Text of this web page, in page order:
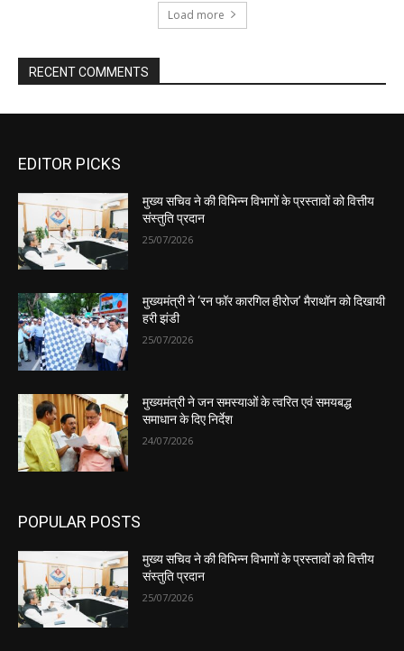
EDITOR PICKS
मुख्य सचिव ने की विभिन्न विभागों के प्रस्तावों को वित्तीय
संस्तुति प्रदान
25/07/2026
मुख्यमंत्री ने ‘रन फॉर कारगिल हीरोज’ मैराथॉन को दिखायी
हरी झंडी
25/07/2026
मुख्यमंत्री ने जन समस्याओं के त्वरित एवं समयबद्ध
समाधान के दिए निर्देश
24/07/2026
POPULAR POSTS
मुख्य सचिव ने की विभिन्न विभागों के प्रस्तावों को वित्तीय
संस्तुति प्रदान
25/07/2026